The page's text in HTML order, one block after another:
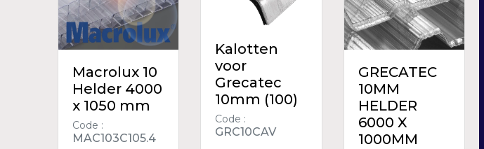
Macrolux 10
Helder 4000
x 1050 mm
Code :
MAC103C105.4
Kalotten
voor
Grecatec
10mm (100)
Code :
GRC10CAV
GRECATEC
10MM
HELDER
6000 X
1000MM